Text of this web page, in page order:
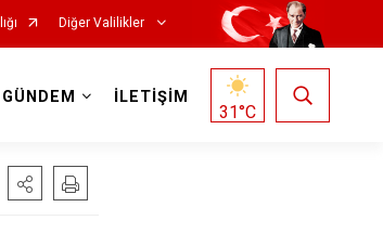
Diğer Valilikler
GÜNDEM İLETİŞİM
31°C